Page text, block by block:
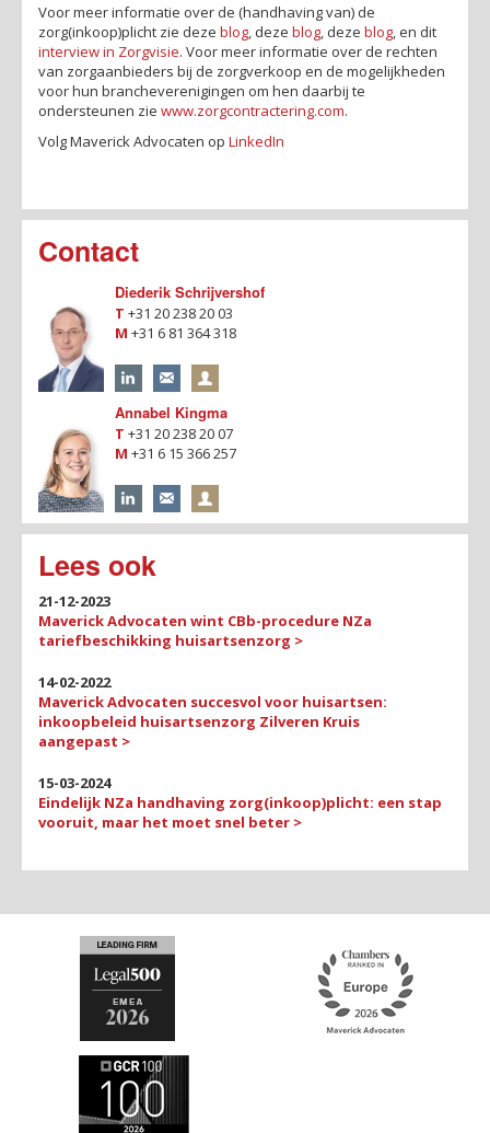
Voor meer informatie over de (handhaving van) de
zorg(inkoop)plicht zie deze blog , deze blog , deze blog , en dit
interview in Zorgvisie. Voor meer informatie over de rechten
van zorgaanbieders bij de zorgverkoop en de mogelijkheden
voor hun brancheverenigingen om hen daarbij te
ondersteunen zie www.zorgcontractering.com.
Volg Maverick Advocaten op LinkedIn
Contact
Diederik Schrijvershof
T +31 20 238 20 03
M +31 6 81 364 318
Annabel Kingma
T +31 20 238 20 07
M +31 6 15 366 257
Lees ook
21-12-2023
Maverick Advocaten wint CBb-procedure NZa
tariefbeschikking huisartsenzorg >
14-02-2022
Maverick Advocaten succesvol voor huisartsen:
inkoopbeleid huisartsenzorg Zilveren Kruis
aangepast >
15-03-2024
Eindelijk NZa handhaving zorg(inkoop)plicht: een stap
vooruit, maar het moet snel beter >